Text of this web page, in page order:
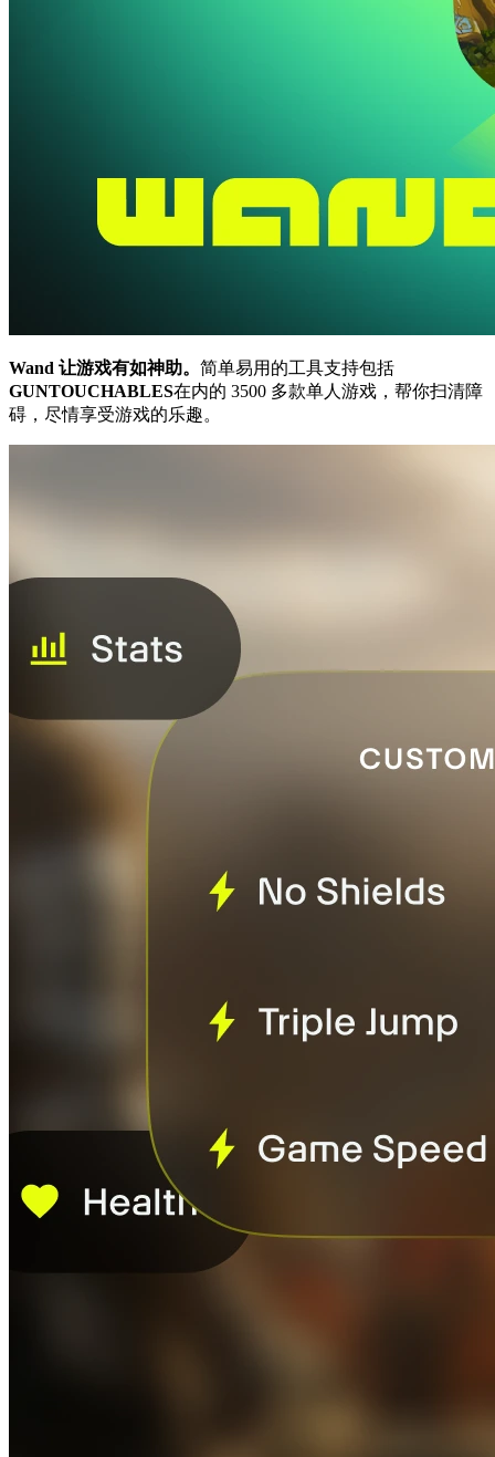
Wand 让游戏有如神助。 简单易用的工具支持包括
GUNTOUCHABLES在内的 3500 多款单人游戏，帮你扫清障
碍，尽情享受游戏的乐趣。